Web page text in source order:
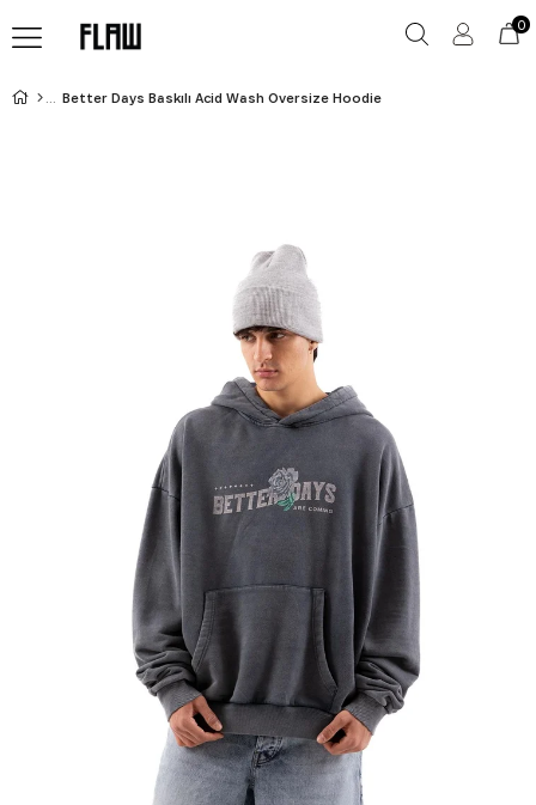
0
Better Days Baskılı Acid Wash Oversize Hoodie